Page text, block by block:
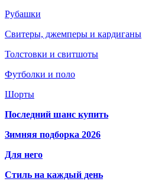
Рубашки
Свитеры, джемперы и кардиганы
Толстовки и свитшоты
Футболки и поло
Шорты
Последний шанс купить
Зимняя подборка 2026
Для него
Стиль на каждый день